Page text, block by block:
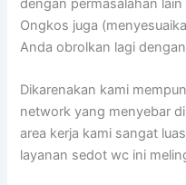
dengan permasalahan
Ongkos juga
Anda obrolkan lagi
Dikarenakan kami
network yang menyebar
area kerja kami sangat
layanan sedot wc ini